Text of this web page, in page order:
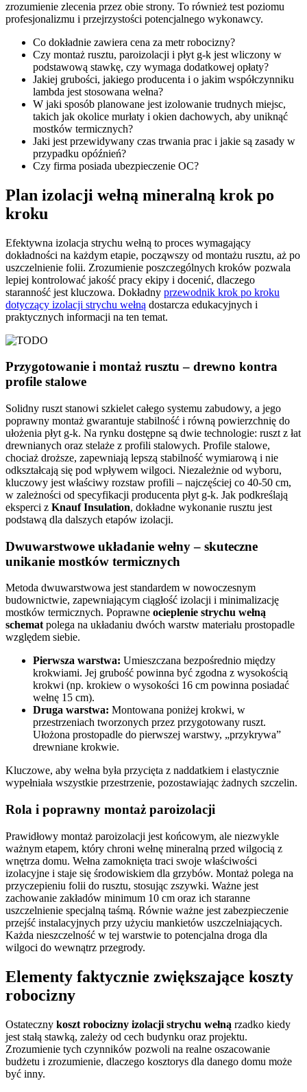
zrozumienie zlecenia przez obie strony. To również test poziomu
profesjonalizmu i przejrzystości potencjalnego wykonawcy.
Co dokładnie zawiera cena za metr robocizny?
Czy montaż rusztu, paroizolacji i płyt g-k jest wliczony w
podstawową stawkę, czy wymaga dodatkowej opłaty?
Jakiej grubości, jakiego producenta i o jakim współczynniku
lambda jest stosowana wełna?
W jaki sposób planowane jest izolowanie trudnych miejsc,
takich jak okolice murłaty i okien dachowych, aby uniknąć
mostków termicznych?
Jaki jest przewidywany czas trwania prac i jakie są zasady w
przypadku opóźnień?
Czy firma posiada ubezpieczenie OC?
Plan izolacji wełną mineralną krok po
kroku
Efektywna izolacja strychu wełną to proces wymagający
dokładności na każdym etapie, począwszy od montażu rusztu, aż po
uszczelnienie folii. Zrozumienie poszczególnych kroków pozwala
lepiej kontrolować jakość pracy ekipy i docenić, dlaczego
staranność jest kluczowa. Dokładny przewodnik krok po kroku
dotyczący izolacji strychu wełną dostarcza edukacyjnych i
praktycznych informacji na ten temat.
Przygotowanie i montaż rusztu – drewno kontra
profile stalowe
Solidny ruszt stanowi szkielet całego systemu zabudowy, a jego
poprawny montaż gwarantuje stabilność i równą powierzchnię do
ułożenia płyt g-k. Na rynku dostępne są dwie technologie: ruszt z łat
drewnianych oraz stelaże z profili stalowych. Profile stalowe,
chociaż droższe, zapewniają lepszą stabilność wymiarową i nie
odkształcają się pod wpływem wilgoci. Niezależnie od wyboru,
kluczowy jest właściwy rozstaw profili – najczęściej co 40-50 cm,
w zależności od specyfikacji producenta płyt g-k. Jak podkreślają
eksperci z Knauf Insulation, dokładne wykonanie rusztu jest
podstawą dla dalszych etapów izolacji.
Dwuwarstwowe układanie wełny – skuteczne
unikanie mostków termicznych
Metoda dwuwarstwowa jest standardem w nowoczesnym
budownictwie, zapewniającym ciągłość izolacji i minimalizację
mostków termicznych. Poprawne ocieplenie strychu wełną
schematpolega na układaniu dwóch warstw materiału prostopadle
względem siebie.
Pierwsza warstwa: Umieszczana bezpośrednio między
krokwiami. Jej grubość powinna być zgodna z wysokością
krokwi (np. krokiew o wysokości 16 cm powinna posiadać
wełnę 15 cm).
Druga warstwa: Montowana poniżej krokwi, w
przestrzeniach tworzonych przez przygotowany ruszt.
Ułożona prostopadle do pierwszej warstwy, „przykrywa”
drewniane krokwie.
Kluczowe, aby wełna była przycięta z naddatkiem i elastycznie
wypełniała wszystkie przestrzenie, pozostawiając żadnych szczelin.
Rola i poprawny montaż paroizolacji
Prawidłowy montaż paroizolacji jest końcowym, ale niezwykle
ważnym etapem, który chroni wełnę mineralną przed wilgocią z
wnętrza domu. Wełna zamoknięta traci swoje właściwości
izolacyjne i staje się środowiskiem dla grzybów. Montaż polega na
przyczepieniu folii do rusztu, stosując zszywki. Ważne jest
zachowanie zakładów minimum 10 cm oraz ich staranne
uszczelnienie specjalną taśmą. Równie ważne jest zabezpieczenie
przejść instalacyjnych przy użyciu mankietów uszczelniających.
Każda nieszczelność w tej warstwie to potencjalna droga dla
wilgoci do wewnątrz przegrody.
Elementy faktycznie zwiększające koszty
robocizny
Ostateczny koszt robocizny izolacji strychu wełną rzadko kiedy
jest stałą stawką, zależy od cech budynku oraz projektu.
Zrozumienie tych czynników pozwoli na realne oszacowanie
budżetu i zrozumienie, dlaczego kosztorys dla danego domu może
być inny.